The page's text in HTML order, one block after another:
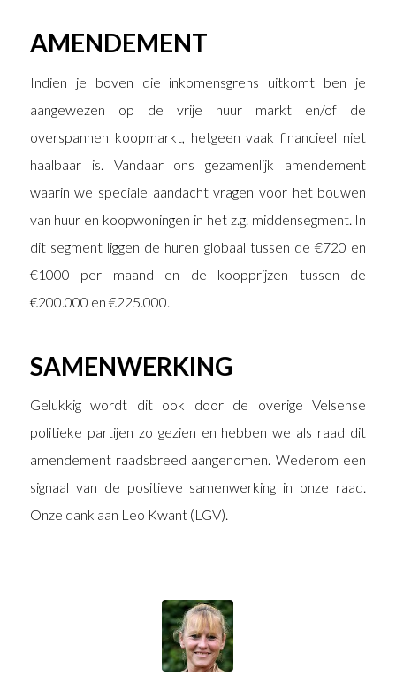
AMENDEMENT
Indien je boven die inkomensgrens uitkomt ben je
aangewezen op de vrije huur markt en/of de
overspannen koopmarkt, hetgeen vaak financieel niet
haalbaar is. Vandaar ons gezamenlijk amendement
waarin we speciale aandacht vragen voor het bouwen
van huur en koopwoningen in het z.g. middensegment. In
dit segment liggen de huren globaal tussen de €720 en
€1000 per maand en de koopprijzen tussen de
€200.000 en €225.000.
SAMENWERKING
Gelukkig wordt dit ook door de overige Velsense
politieke partijen zo gezien en hebben we als raad dit
amendement raadsbreed aangenomen. Wederom een
signaal van de positieve samenwerking in onze raad.
Onze dank aan Leo Kwant (LGV).